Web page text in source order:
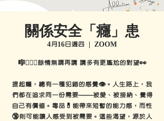
關係安全「癮」患
4月16日週四 ZOOM
🎼🧜🏻‍♀️餘情無謂再講 講多有更尷尬的對望👀
提起癮，總有一種犯錯的感覺👁️。人生路上，我
們都在追求同一份需要——被愛、被接納、覺得
自己有價值。毒品💊能帶來短暫的能力感，而性
🔞則可能讓人感受到被需要。這些渴望，源於人